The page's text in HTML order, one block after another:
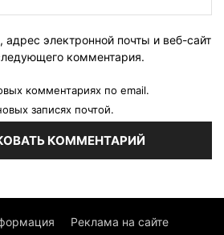
электронной почты и веб-сайт
комментария.
комментариях по email.
записях почтой.
Реклама на сайте